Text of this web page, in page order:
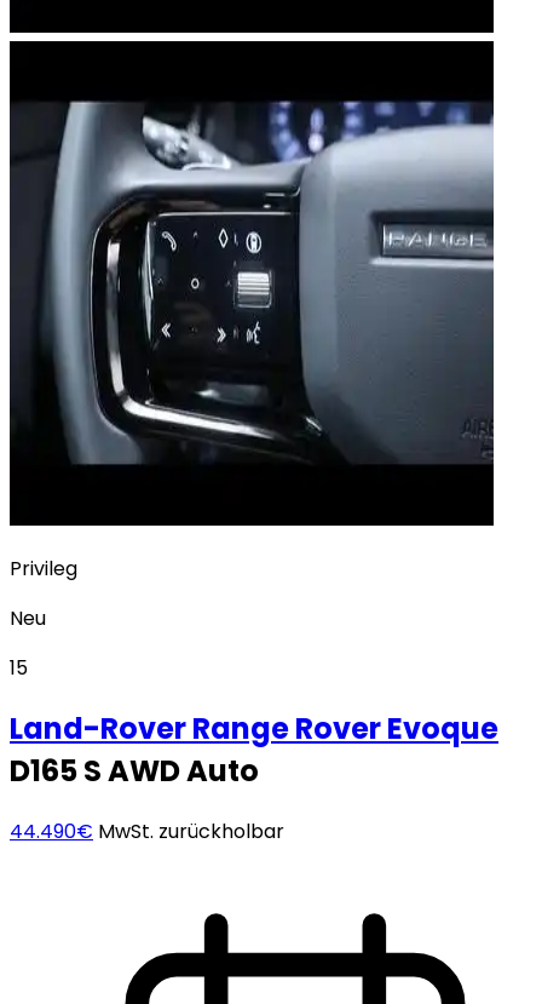
Privileg
Neu
15
Land-RoverRange Rover Evoque
D165 S AWD Auto
44.490€ MwSt. zurückholbar